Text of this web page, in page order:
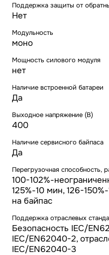
Поддержка защиты от
Нет
Модульность
моно
Мощность силового модуля
нет
Наличие встроенной батареи
Да
Выходное напряжение (В)
400
Наличие сервисного байпаса
Да
Перегрузочная способность,
100-102%-
125%-10 мин, 126-
на байпас
Поддержка отраслевых
Безопасность IEC/
IEC/EN62040-2,
IEC/EN62040-3